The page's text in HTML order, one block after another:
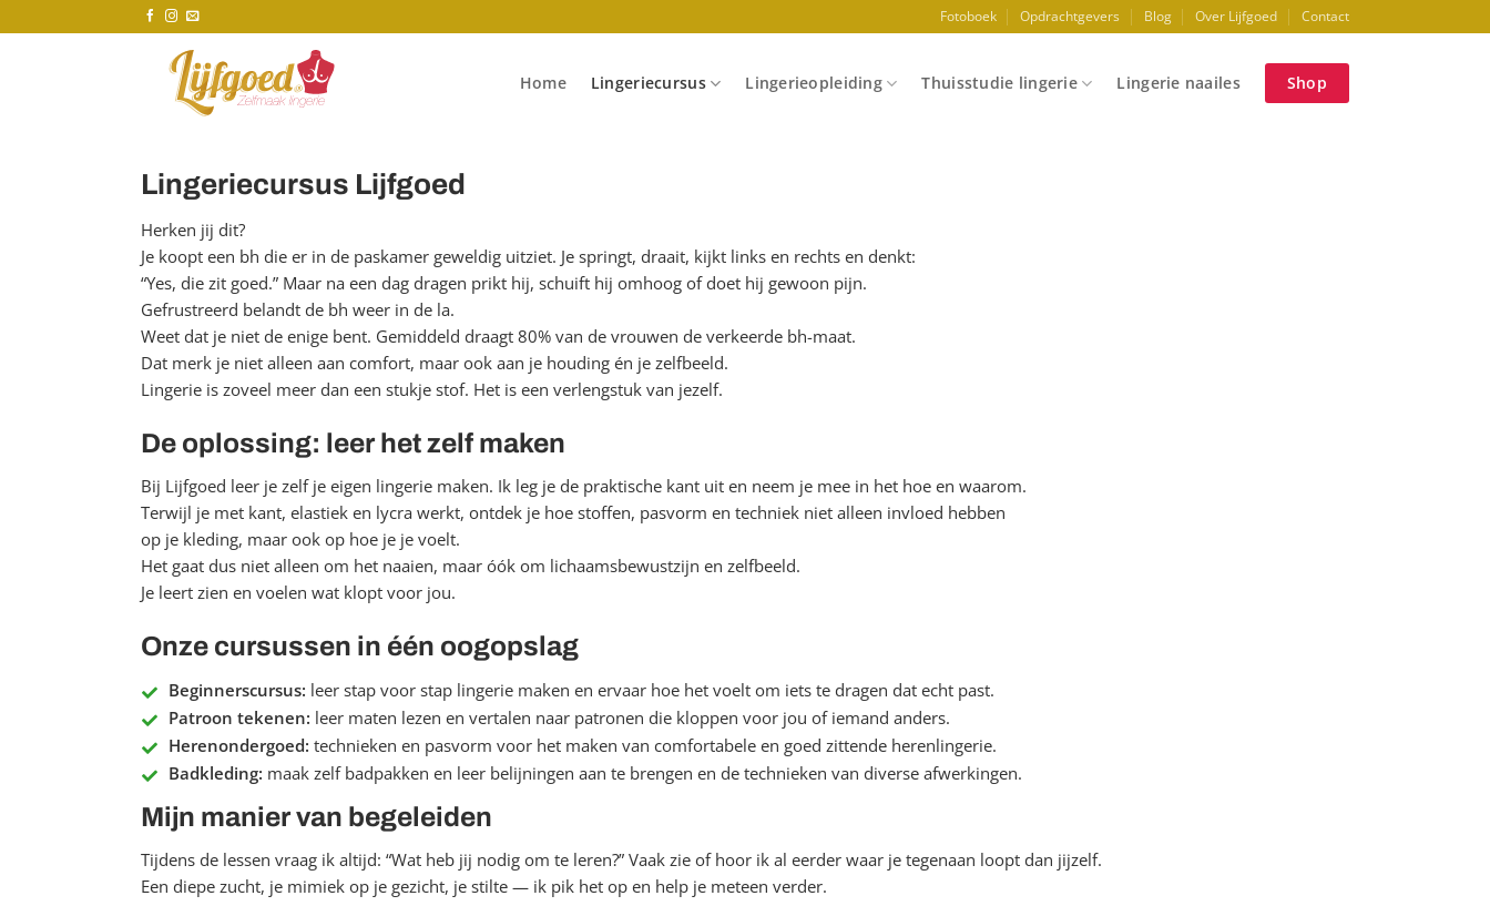
naar
Fotoboek Opdrachtgevers Blog Over Lijfgoed Contact
Home Lingeriecursus Lingerieopleiding Thuisstudie lingerie Lingerie naailes Shop
Lingeriecursus Lijfgoed
Herken jij dit?
Je koopt een bh die er in de paskamer geweldig uitziet. Je springt, draait, kijkt links en rechts en denkt:
“Yes, die zit goed.” Maar na een dag dragen prikt hij, schuift hij omhoog of doet hij gewoon pijn.
Gefrustreerd belandt de bh weer in de la.
Weet dat je niet de enige bent. Gemiddeld draagt 80% van de vrouwen de verkeerde bh-maat.
Dat merk je niet alleen aan comfort, maar ook aan je houding én je zelfbeeld.
Lingerie is zoveel meer dan een stukje stof. Het is een verlengstuk van jezelf.
De oplossing: leer het zelf maken
Bij Lijfgoed leer je zelf je eigen lingerie maken. Ik leg je de praktische kant uit en neem je mee in het hoe en waarom.
Terwijl je met kant, elastiek en lycra werkt, ontdek je hoe stoffen, pasvorm en techniek niet alleen invloed hebben
op je kleding, maar ook op hoe je je voelt.
Het gaat dus niet alleen om het naaien, maar óók om lichaamsbewustzijn en zelfbeeld.
Je leert zien en voelen wat klopt voor jou.
Onze cursussen in één oogopslag
Beginnerscursus: leer stap voor stap lingerie maken en ervaar hoe het voelt om iets te dragen dat echt past.
Patroon tekenen: leer maten lezen en vertalen naar patronen die kloppen voor jou of iemand anders.
Herenondergoed: technieken en pasvorm voor het maken van comfortabele en goed zittende herenlingerie.
Badkleding: maak zelf badpakken en leer belijningen aan te brengen en de technieken van diverse afwerkingen.
Mijn manier van begeleiden
Tijdens de lessen vraag ik altijd: “Wat heb jij nodig om te leren?” Vaak zie of hoor ik al eerder waar je tegenaan loopt dan jijzelf.
Een diepe zucht, je mimiek op je gezicht, je stilte — ik pik het op en help je meteen verder.